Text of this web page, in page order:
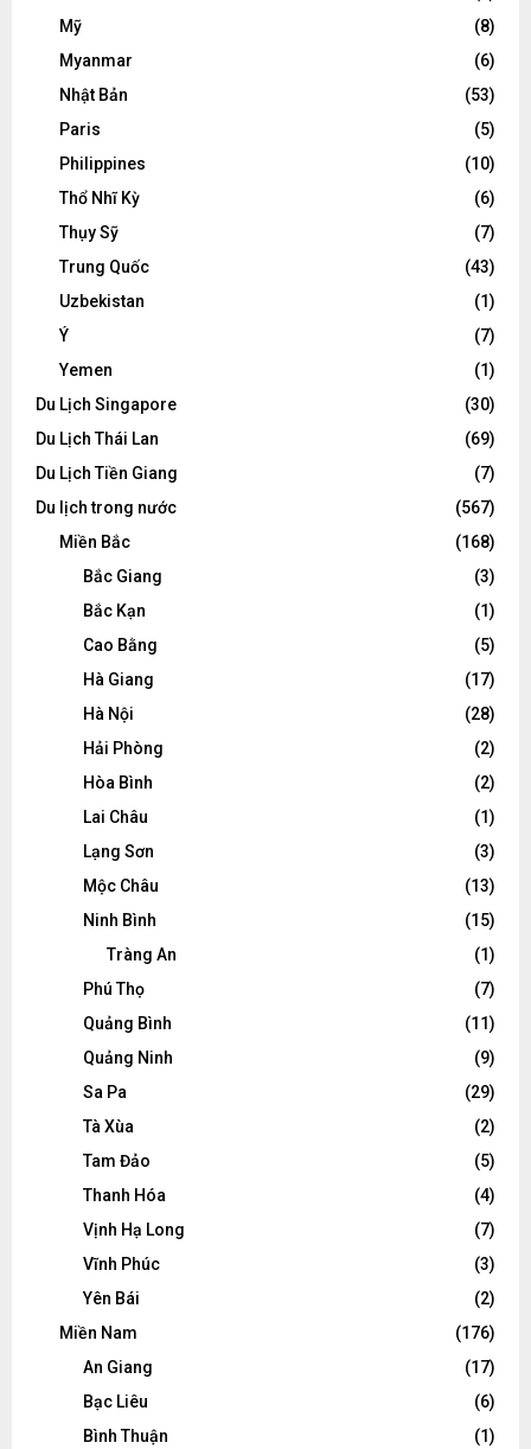
Mỹ
(8)
Myanmar
(6)
Nhật Bản
(53)
Paris
(5)
Philippines
(10)
Thổ Nhĩ Kỳ
(6)
Thụy Sỹ
(7)
Trung Quốc
(43)
Uzbekistan
(1)
Ý
(7)
Yemen
(1)
Du Lịch Singapore
(30)
Du Lịch Thái Lan
(69)
Du Lịch Tiền Giang
(7)
Du lịch trong nước
(567)
Miền Bắc
(168)
Bắc Giang
(3)
Bắc Kạn
(1)
Cao Bằng
(5)
Hà Giang
(17)
Hà Nội
(28)
Hải Phòng
(2)
Hòa Bình
(2)
Lai Châu
(1)
Lạng Sơn
(3)
Mộc Châu
(13)
Ninh Bình
(15)
Tràng An
(1)
Phú Thọ
(7)
Quảng Bình
(11)
Quảng Ninh
(9)
Sa Pa
(29)
Tà Xùa
(2)
Tam Đảo
(5)
Thanh Hóa
(4)
Vịnh Hạ Long
(7)
Vĩnh Phúc
(3)
Yên Bái
(2)
Miền Nam
(176)
An Giang
(17)
Bạc Liêu
(6)
Bình Thuận
(1)